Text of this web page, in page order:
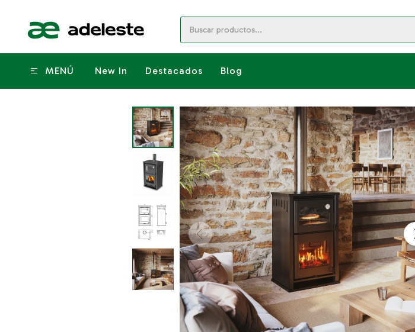
MENÚ New In Destacados Blog